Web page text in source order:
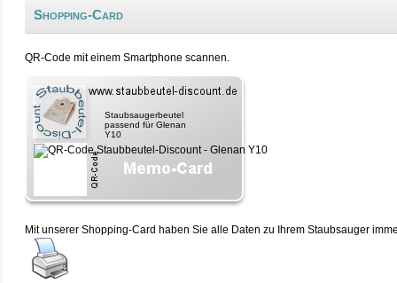
Shopping-Card
QR-Code mit einem Smartphone scannen.
Staubsaugerbeutel
passend für Glenan
Y10
Mit unserer Shopping-Card haben Sie alle Daten zu Ihrem Staubsauger